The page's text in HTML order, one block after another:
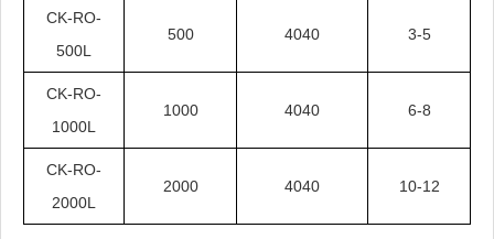
CK-RO-
500L
500 4040 3-5
CK-RO-
1000L
1000 4040 6-8
CK-RO-
2000L
2000 4040 10-12